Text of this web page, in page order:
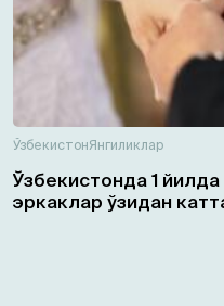
ЎзбекистонЯнгиликлар
Ўзбекистонда 1 йилда
эркаклар ўзидан